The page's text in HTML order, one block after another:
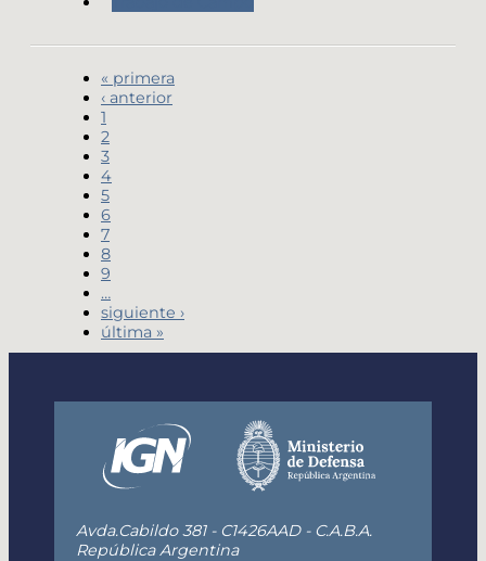
« primera
‹ anterior
1
2
3
4
5
6
7
8
9
…
siguiente ›
última »
Avda.Cabildo 381 - C1426AAD - C.A.B.A.
República Argentina